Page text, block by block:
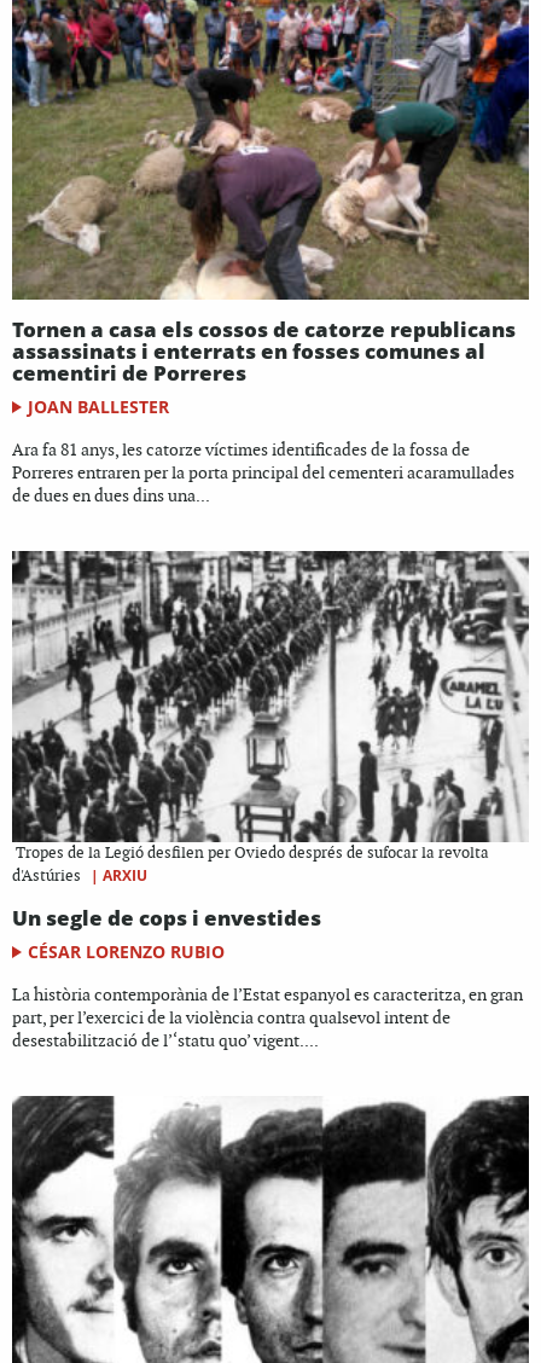
Tornen a casa els cossos de catorze republicans
assassinats i enterrats en fosses comunes al
cementiri de Porreres
JOAN BALLESTER
Ara fa 81 anys, les catorze víctimes identificades de la fossa de
Porreres entraren per la porta principal del cementeri acaramullades
de dues en dues dins una...
Tropes de la Legió desfilen per Oviedo després de sufocar la revolta
d'Astúries
| ARXIU
Un segle de cops i envestides
CÉSAR LORENZO RUBIO
La història contemporània de l’Estat espanyol es caracteritza, en gran
part, per l’exercici de la violència contra qualsevol intent de
desestabilització de l’‘statu quo’ vigent....